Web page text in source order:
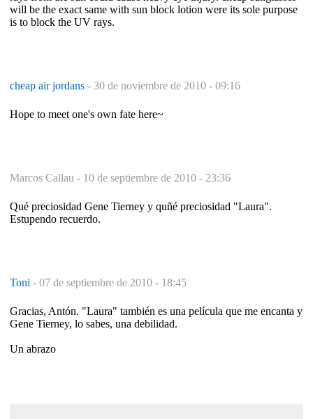
will be the exact same with sun block lotion were its sole purpose
is to block the UV rays.
cheap air jordans - 30 de noviembre de 2010 - 09:16
Hope to meet one's own fate here~
Marcos Callau - 10 de septiembre de 2010 - 23:36
Qué preciosidad Gene Tierney y quñé preciosidad "Laura".
Estupendo recuerdo.
Toni - 07 de septiembre de 2010 - 18:45
Gracias, Antón. "Laura" también es una película que me encanta y
Gene Tierney, lo sabes, una debilidad.
Un abrazo